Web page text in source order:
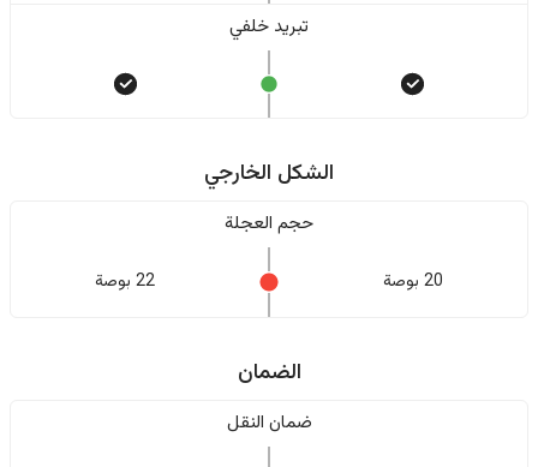
تبريد خلفي
الشكل الخارجي
حجم العجلة
20 بوصة 22 بوصة
الضمان
ضمان النقل